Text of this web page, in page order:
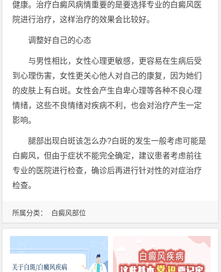
所属分类： 白癜风部位
健康。治疗白癜风病情重要的是要选择专业的白癜风医
院进行治疗，这样治疗的效果会比较好。
调整好自己的心态
与男性相比，女性心理更敏感，更容易在生病后受
到心理伤害，女性更关心他人对自己的康复，因为她们
的皮肤上有白斑。女性会产生自卑心理等各种不良心理
情绪，这些不良情绪对疾病不利，也会对治疗产生一定
影响。
腿部出现白斑该怎么办?白斑的发生一般考虑可能是
白癜风，但由于症状不能完全确定，建议患者考虑前往
专业的医院进行检查，确诊后再进行针对性的对症治疗
检查。